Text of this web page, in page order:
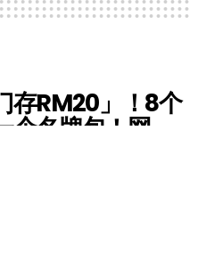
存RM20」！8个
个名牌包！网